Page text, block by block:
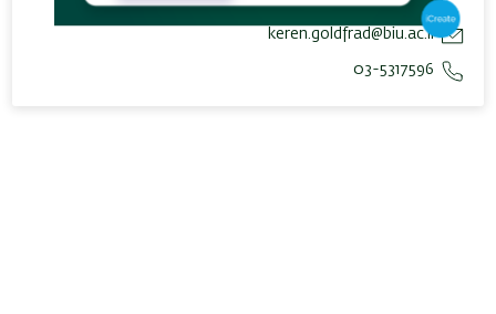
keren.goldfrad@biu.ac.il
03-5317596